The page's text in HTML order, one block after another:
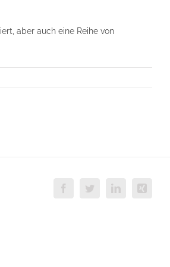
aber auch eine Reihe von
FacebookTwitterLinkedInXing